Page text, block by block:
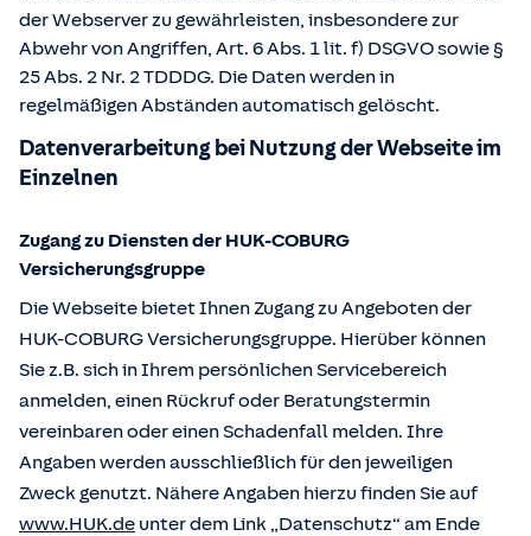
der Webserver zu gewährleisten, insbesondere zur
Abwehr von Angriffen, Art. 6 Abs. 1 lit. f) DSGVO sowie §
25 Abs. 2 Nr. 2 TDDDG. Die Daten werden in
regelmäßigen Abständen automatisch gelöscht.
Datenverarbeitung bei Nutzung der Webseite im
Einzelnen
Zugang zu Diensten der HUK-COBURG
Versicherungsgruppe
Die Webseite bietet Ihnen Zugang zu Angeboten der
HUK-COBURG Versicherungsgruppe. Hierüber können
Sie z.B. sich in Ihrem persönlichen Servicebereich
anmelden, einen Rückruf oder Beratungstermin
vereinbaren oder einen Schadenfall melden. Ihre
Angaben werden ausschließlich für den jeweiligen
Zweck genutzt. Nähere Angaben hierzu finden Sie auf
www.HUK.de unter dem Link „Datenschutz“ am Ende